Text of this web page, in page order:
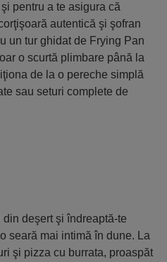
pentru a te asigura că
autentică şi şofran
un tur ghidat de Frying Pan
o scurtă plimbare până la
de la o pereche simplă
sau seturi complete de
deşert şi îndreaptă-te
seară mai intimă în dune. La
şi pizza cu burrata, proaspăt